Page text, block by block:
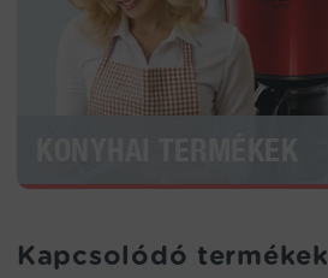
Kapcsolódó termékek